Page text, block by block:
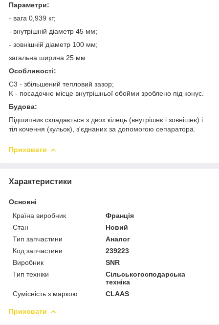
Параметри:
- вага 0,939 кг;
- внутрішній діаметр 45 мм;
- зовнішній діаметр 100 мм;
загальна ширина 25 мм
Особливості:
C3 - збільшений тепловий зазор;
K - посадочне місце внутрішньої обойми зроблено під конус.
Будова:
Підшипник складається з двох кілець (внутрішнє і зовнішнє) і
тіл кочення (кульок), з'єднаних за допомогою сепаратора.
Приховати
Характеристики
Основні
Країна виробник
Франція
Стан
Новий
Тип запчастини
Аналог
Код запчастини
239223
Виробник
SNR
Тип техніки
Сільськогосподарська
техніка
Сумісність з маркою
CLAAS
Приховати